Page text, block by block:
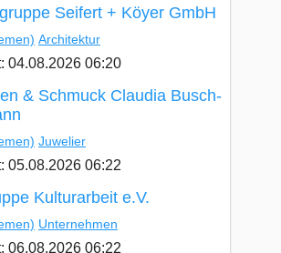
Seifert + Köyer GmbH
Architektur
04.08.2026 06:20
& Schmuck Claudia Busch-
Juwelier
05.08.2026 06:22
Kulturarbeit e.V.
Unternehmen
06.08.2026 06:22